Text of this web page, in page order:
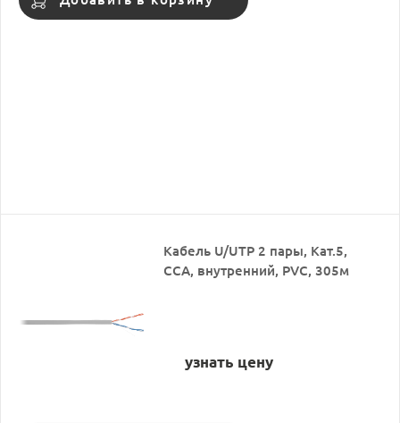
Кабель U/UTP 2 пары, Кат.5,
CCA, внутренний, PVC, 305м
узнать цену